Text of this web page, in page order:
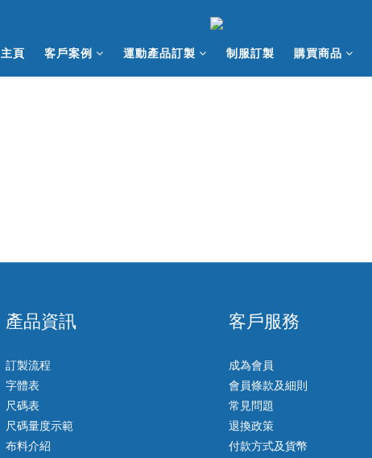
主頁 客戶案例 運動產品訂製 制服訂製 購買商品
產品資訊
訂製流程
字體表
尺碼表
尺碼量度示範
布料介紹
客戶服務
成為會員
會員條款及細則
常見問題
退換政策
付款方式及貨幣